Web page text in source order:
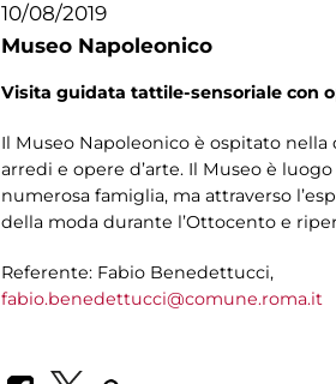
10/08/2019
Museo Napoleonico
Visita guidata tattile-sensoriale con
Il Museo Napoleonico è ospitato
arredi e opere d’arte. Il Museo è
numerosa famiglia, ma attraverso
della moda durante l’Ottocento e
Referente: Fabio Benedettucci,
fabio.benedettucci@comune.roma.it